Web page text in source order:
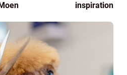
inspiration